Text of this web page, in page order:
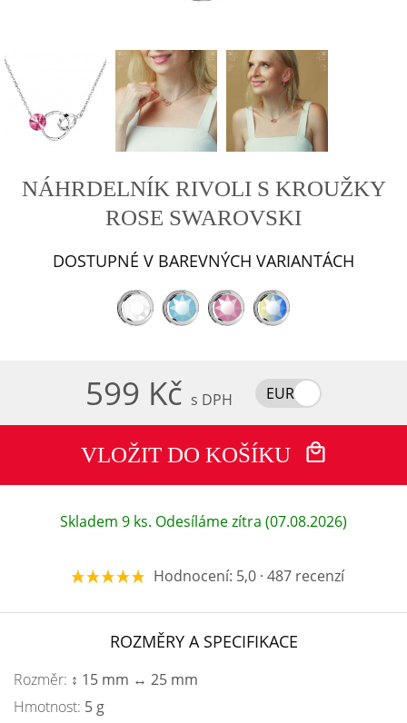
NÁHRDELNÍK RIVOLI S KROUŽKY
ROSE SWAROVSKI
DOSTUPNÉ V BAREVNÝCH VARIANTÁCH
599 Kč s DPH EUR
VLOŽIT DO KOŠÍKU
Skladem 9 ks. Odesíláme zítra (07.08.2026)
Hodnocení: 5,0 · 487 recenzí
ROZMĚRY A SPECIFIKACE
Rozměr: ↕ 15 mm ↔ 25 mm
Hmotnost: 5 g